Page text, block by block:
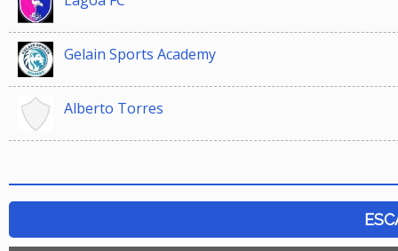
Gelain Sports Academy
Alberto Torres